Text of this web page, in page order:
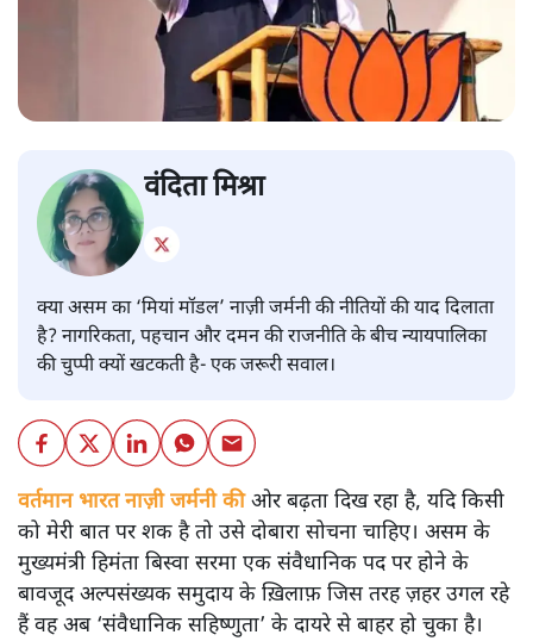
वंदिता मिश्रा
क्या असम का ‘मियां मॉडल’ नाज़ी जर्मनी की नीतियों की याद दिलाता
है? नागरिकता, पहचान और दमन की राजनीति के बीच न्यायपालिका
की चुप्पी क्यों खटकती है- एक जरूरी सवाल।
वर्तमान भारत नाज़ी जर्मनी कीओर बढ़ता दिख रहा है, यदि किसी
को मेरी बात पर शक है तो उसे दोबारा सोचना चाहिए। असम के
मुख्यमंत्री हिमंता बिस्वा सरमा एक संवैधानिक पद पर होने के
बावजूद अल्पसंख्यक समुदाय के ख़िलाफ़ जिस तरह ज़हर उगल रहे
हैं वह अब ‘संवैधानिक सहिष्णुता’ के दायरे से बाहर हो चुका है।